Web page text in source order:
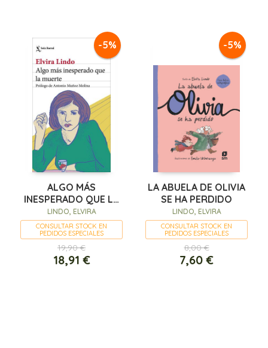
-5%
ALGO MÁS
INESPERADO QUE LA
MUERTE
LINDO, ELVIRA
CONSULTAR STOCK EN
PEDIDOS ESPECIALES
19,90 €
18,91 €
-5%
LA ABUELA DE OLIVIA
SE HA PERDIDO
LINDO, ELVIRA
CONSULTAR STOCK EN
PEDIDOS ESPECIALES
8,00 €
7,60 €